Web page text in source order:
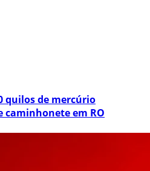
quilos de mercúrio
caminhonete em RO